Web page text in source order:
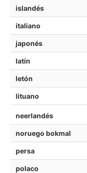
islandés
italiano
japonés
latín
letón
lituano
neerlandés
noruego bokmal
persa
polaco